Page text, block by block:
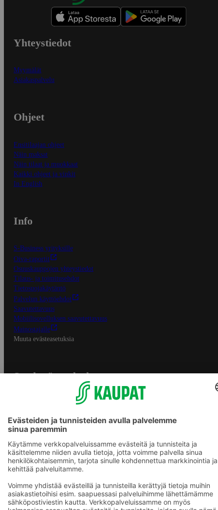
Yhteystiedot
Myymälät
Asiakaspalvelu
Ohjeet
Ensitilaajan ohjeet
Näin maksat
Näin tilaat ja muokkaat
Kaikki ohjeet ja vinkit
In English
Info
S-Business yrityksille
Oiva-raportit
Osuuskauppojen yhteystiedot
Tilaus- ja toimitusehdot
Tietosuojakäytäntö
Palvelun käyttöehdot
Saavutettavuus
Mobiilisovelluksen saavutettavuus
Mainostajalle
Muuta evästeasetuksia
S-ryhmän palvelut
Yhteishyvä Ruoka -sovellus
Prisma.fi
Sokos.fi
S-Pankki
Sokos Hotels
Raflaamo